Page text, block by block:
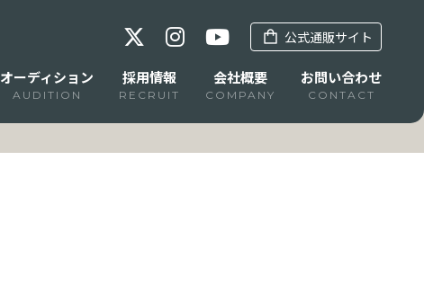
公式通販サイト
オーディション
AUDITION
採用情報
RECRUIT
会社概要
COMPANY
お問い合わせ
CONTACT